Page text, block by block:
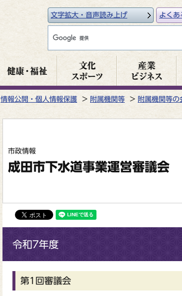
文字拡大・音声読み上げ よくあ
情報公開・個人情報保護 附属機関等 附属機関等の
市政情報
成田市下水道事業運営審議会
令和7年度
第1回審議会